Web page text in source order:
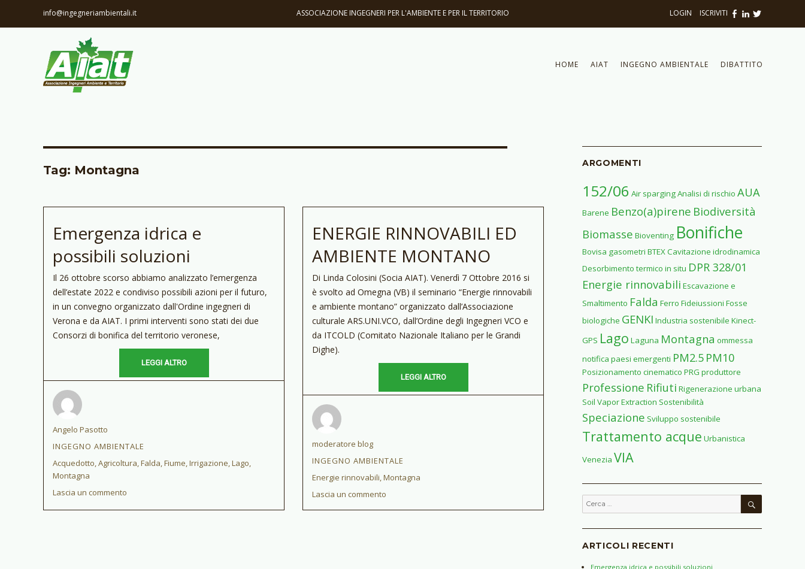
info@ingegneriambientali.it ASSOCIAZIONE INGEGNERI PER L'AMBIENTE E PER IL TERRITORIO LOGIN ISCRIVITI
HOME AIAT INGEGNO AMBIENTALE DIBATTITO
Tag: Montagna
Emergenza idrica e
possibili soluzioni
Il 26 ottobre scorso abbiamo analizzato l’emergenza
dell’estate 2022 e condiviso possibili azioni per il futuro,
in un convegno organizzato dall'Ordine ingegneri di
Verona e da AIAT. I primi interventi sono stati dei due
Consorzi di bonifica del territorio veronese,
LEGGI ALTRO
Autore
Angelo Pasotto
CATEGORIE
INGEGNO AMBIENTALE
Tag
Acquedotto,Agricoltura,Falda,Fiume,Irrigazione,Lago,
Montagna
Lascia un commento
ENERGIE RINNOVABILI ED
AMBIENTE MONTANO
Di Linda Colosini (Socia AIAT). Venerdì 7 Ottobre 2016 si
è svolto ad Omegna (VB) il seminario “Energie rinnovabili
e ambiente montano” organizzato dall’Associazione
culturale ARS.UNI.VCO, dall’Ordine degli Ingegneri VCO e
da ITCOLD (Comitato Nazionale Italiano per le Grandi
Dighe).
LEGGI ALTRO
Autore
moderatore blog
CATEGORIE
INGEGNO AMBIENTALE
Tag
Energie rinnovabili,Montagna
Lascia un commento
ARGOMENTI
152/06 Air spargingAnalisi di rischio AUA
Barene Benzo(a)pirene Biodiversità
Biomasse Bioventing Bonifiche
Bovisa gasometri BTEXCavitazione idrodinamica
Desorbimento termico in situ DPR 328/01
Energie rinnovabili Escavazione e
Smaltimento Falda Ferro Fideiussioni Fosse
biologiche GENKI Industria sostenibile Kinect-
GPS Lago Laguna Montagna ommessa
notifica paesi emergenti PM2.5 PM10
Posizionamento cinematico PRG produttore
Professione Rifiuti Rigenerazione urbana
Soil Vapor Extraction Sostenibilità
Speciazione Sviluppo sostenibile
Trattamento acque Urbanistica
Venezia VIA
Cerca: CERCA
ARTICOLI RECENTI
Emergenza idrica e possibili soluzioni